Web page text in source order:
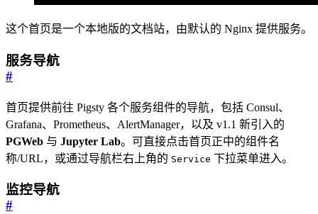
这个首页是一个本地版的文档站，由默认的 Nginx 提供服务。
服务导航
#
首页提供前往 Pigsty 各个服务组件的导航，包括 Consul、
Grafana、Prometheus、AlertManager，以及 v1.1 新引入的
PGWeb 与 Jupyter Lab。可直接点击首页正中的组件名
称/URL，或通过导航栏右上角的 Service 下拉菜单进入。
监控导航
#